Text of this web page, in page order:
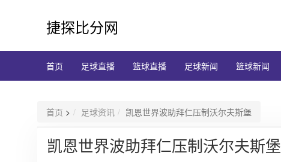
捷探比分网
首页 足球直播 篮球直播 足球新闻 篮球新闻
首页 > 足球资讯 凯恩世界波助拜仁压制沃尔夫斯堡
凯恩世界波助拜仁压制沃尔夫斯堡